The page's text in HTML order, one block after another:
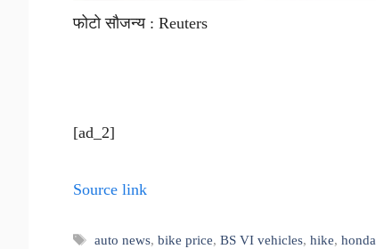
फोटो सौजन्य : Reuters
[ad_2]
Source link
Tags
auto news,bike price,BS VI vehicles,hike,honda